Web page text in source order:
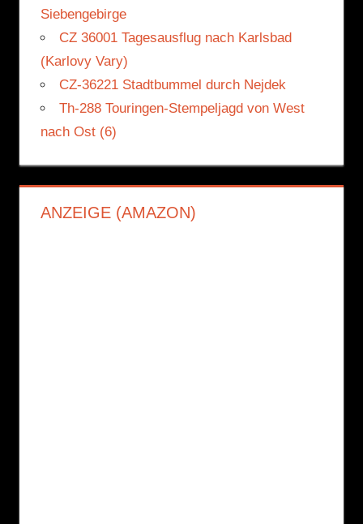
Siebengebirge
CZ 36001 Tagesausflug nach Karlsbad
(Karlovy Vary)
CZ-36221 Stadtbummel durch Nejdek
Th-288 Touringen-Stempeljagd von West
nach Ost (6)
ANZEIGE (AMAZON)